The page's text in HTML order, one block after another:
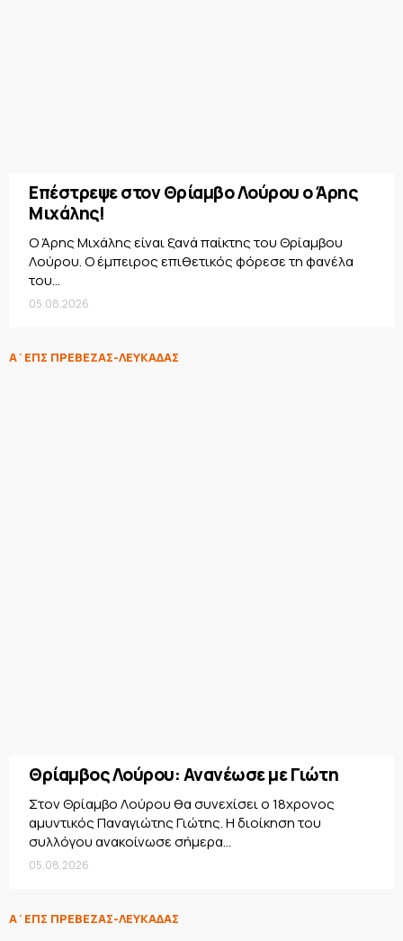
Επέστρεψε στον Θρίαμβο Λούρου ο Άρης
Μιχάλης!
Ο Άρης Μιχάλης είναι ξανά παίκτης του Θρίαμβου
Λούρου. Ο έμπειρος επιθετικός φόρεσε τη φανέλα
του...
05.08.2026
Α΄ΕΠΣ ΠΡΕΒΕΖΑΣ-ΛΕΥΚΑΔΑΣ
Θρίαμβος Λούρου: Ανανέωσε με Γιώτη
Στον Θρίαμβο Λούρου θα συνεχίσει ο 18χρονος
αμυντικός Παναγιώτης Γιώτης. Η διοίκηση του
συλλόγου ανακοίνωσε σήμερα...
05.08.2026
Α΄ΕΠΣ ΠΡΕΒΕΖΑΣ-ΛΕΥΚΑΔΑΣ